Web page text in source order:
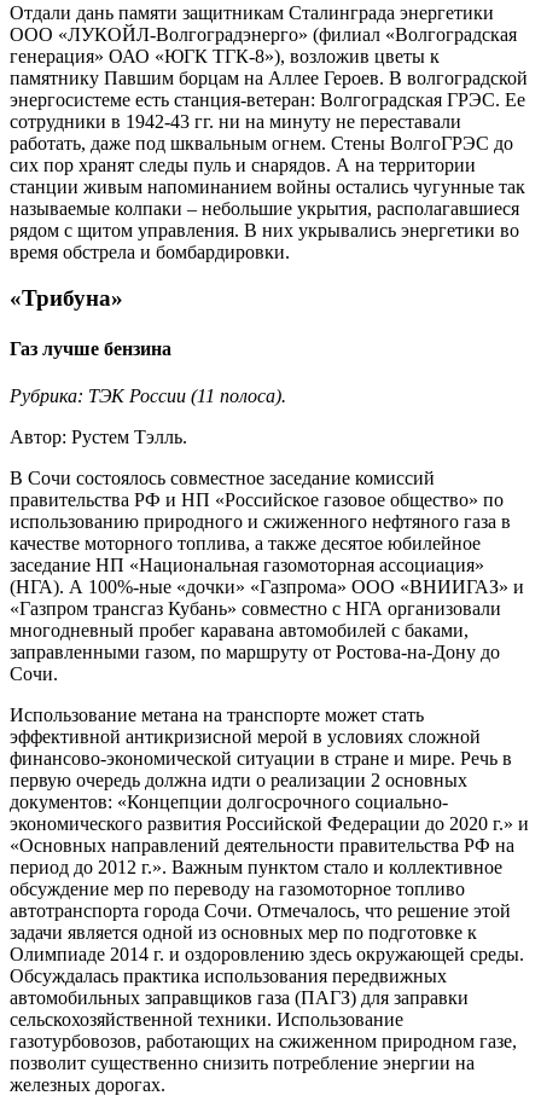
Отдали дань памяти защитникам Сталинграда энергетики
ООО «ЛУКОЙЛ-Волгоградэнерго» (филиал «Волгоградская
генерация» ОАО «ЮГК ТГК-8»), возложив цветы к
памятнику Павшим борцам на Аллее Героев. В волгоградской
энергосистеме есть станция-ветеран: Волгоградская ГРЭС. Ее
сотрудники в 1942-43 гг. ни на минуту не переставали
работать, даже под шквальным огнем. Стены ВолгоГРЭС до
сих пор хранят следы пуль и снарядов. А на территории
станции живым напоминанием войны остались чугунные так
называемые колпаки – небольшие укрытия, располагавшиеся
рядом с щитом управления. В них укрывались энергетики во
время обстрела и бомбардировки.
«Трибуна»
Газ лучше бензина
Рубрика: ТЭК России (11 полоса).
Автор: Рустем Тэлль.
В Сочи состоялось совместное заседание комиссий
правительства РФ и НП «Российское газовое общество» по
использованию природного и сжиженного нефтяного газа в
качестве моторного топлива, а также десятое юбилейное
заседание НП «Национальная газомоторная ассоциация»
(НГА). А 100%-ные «дочки» «Газпрома» ООО «ВНИИГАЗ» и
«Газпром трансгаз Кубань» совместно с НГА организовали
многодневный пробег каравана автомобилей с баками,
заправленными газом, по маршруту от Ростова-на-Дону до
Сочи.
Использование метана на транспорте может стать
эффективной антикризисной мерой в условиях сложной
финансово-экономической ситуации в стране и мире. Речь в
первую очередь должна идти о реализации 2 основных
документов: «Концепции долгосрочного социально-
экономического развития Российской Федерации до 2020 г.» и
«Основных направлений деятельности правительства РФ на
период до 2012 г.». Важным пунктом стало и коллективное
обсуждение мер по переводу на газомоторное топливо
автотранспорта города Сочи. Отмечалось, что решение этой
задачи является одной из основных мер по подготовке к
Олимпиаде 2014 г. и оздоровлению здесь окружающей среды.
Обсуждалась практика использования передвижных
автомобильных заправщиков газа (ПАГЗ) для заправки
сельскохозяйственной техники. Использование
газотурбовозов, работающих на сжиженном природном газе,
позволит существенно снизить потребление энергии на
железных дорогах.